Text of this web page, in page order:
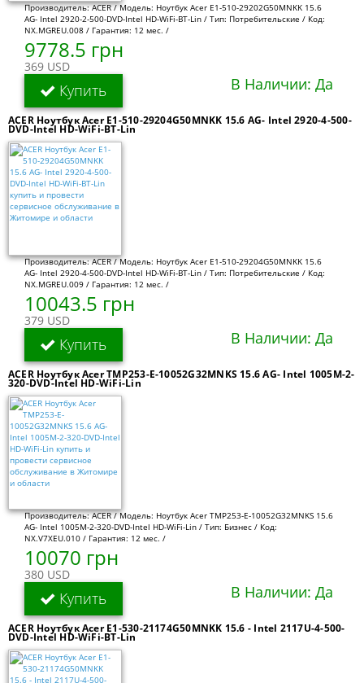
Производитель: ACER / Модель: Ноутбук Acer E1-510-29202G50MNKK 15.6
AG- Intel 2920-2-500-DVD-Intel HD-WiFi-BT-Lin / Тип: Потребительские / Код:
NX.MGREU.008 / Гарантия: 12 мес. /
9778.5 грн
369 USD
Купить В Наличии: Да
ACER Ноутбук Acer E1-510-29204G50MNKK 15.6 AG- Intel 2920-4-500-
DVD-Intel HD-WiFi-BT-Lin
Производитель: ACER / Модель: Ноутбук Acer E1-510-29204G50MNKK 15.6
AG- Intel 2920-4-500-DVD-Intel HD-WiFi-BT-Lin / Тип: Потребительские / Код:
NX.MGREU.009 / Гарантия: 12 мес. /
10043.5 грн
379 USD
Купить В Наличии: Да
ACER Ноутбук Acer TMP253-E-10052G32MNKS 15.6 AG- Intel 1005M-2-
320-DVD-Intel HD-WiFi-Lin
Производитель: ACER / Модель: Ноутбук Acer TMP253-E-10052G32MNKS 15.6
AG- Intel 1005M-2-320-DVD-Intel HD-WiFi-Lin / Тип: Бизнес / Код:
NX.V7XEU.010 / Гарантия: 12 мес. /
10070 грн
380 USD
Купить В Наличии: Да
ACER Ноутбук Acer E1-530-21174G50MNKK 15.6 - Intel 2117U-4-500-
DVD-Intel HD-WiFi-BT-Lin